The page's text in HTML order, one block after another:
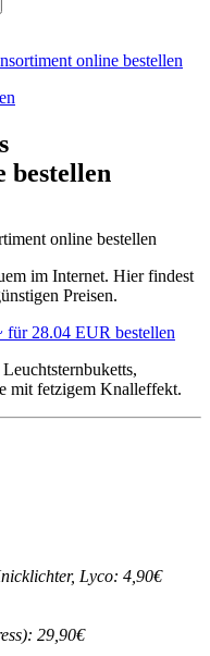
online bestellen
bestellen
im Internet. Hier findest
Preisen.
mit fetzigem Knalleffekt.
Lyco: 4,90€
29,90€